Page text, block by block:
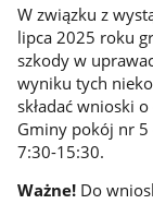
W związku z
lipca 2025 roku
szkody w
wyniku tych
składać wnioski
Gminy pokój nr 5
7:30-15:30.
Ważne! Do